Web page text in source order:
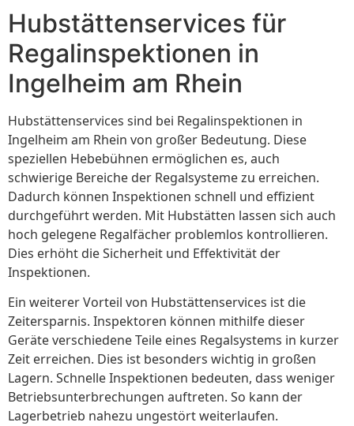
Hubstättenservices für
Regalinspektionen in
Ingelheim am Rhein
Hubstättenservices sind bei Regalinspektionen in
Ingelheim am Rhein von großer Bedeutung. Diese
speziellen Hebebühnen ermöglichen es, auch
schwierige Bereiche der Regalsysteme zu erreichen.
Dadurch können Inspektionen schnell und effizient
durchgeführt werden. Mit Hubstätten lassen sich auch
hoch gelegene Regalfächer problemlos kontrollieren.
Dies erhöht die Sicherheit und Effektivität der
Inspektionen.
Ein weiterer Vorteil von Hubstättenservices ist die
Zeitersparnis. Inspektoren können mithilfe dieser
Geräte verschiedene Teile eines Regalsystems in kurzer
Zeit erreichen. Dies ist besonders wichtig in großen
Lagern. Schnelle Inspektionen bedeuten, dass weniger
Betriebsunterbrechungen auftreten. So kann der
Lagerbetrieb nahezu ungestört weiterlaufen.